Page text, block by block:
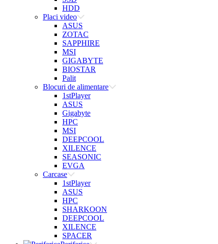
HDD
Placi video
ASUS
ZOTAC
SAPPHIRE
MSI
GIGABYTE
BIOSTAR
Palit
Blocuri de alimentare
1stPlayer
ASUS
Gigabyte
HPC
MSI
DEEPCOOL
XILENCE
SEASONIC
EVGA
Carcase
1stPlayer
ASUS
HPC
SHARKOON
DEEPCOOL
XILENCE
SPACER